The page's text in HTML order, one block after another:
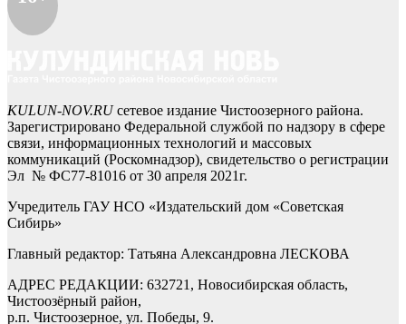
KULUN-NOV.RUсетевое издание Чистоозерного района.
Зарегистрировано Федеральной службой по надзору в сфере
связи, информационных технологий и массовых
коммуникаций (Роскомнадзор), свидетельство о регистрации
Эл № ФС77-81016 от 30 апреля 2021г.
Учредитель ГАУ НСО «Издательский дом «Советская
Сибирь»
Главный редактор: Татьяна Александровна ЛЕСКОВА
АДРЕС РЕДАКЦИИ: 632721, Новосибирская область,
Чистоозёрный район,
р.п. Чистоозерное, ул. Победы, 9.